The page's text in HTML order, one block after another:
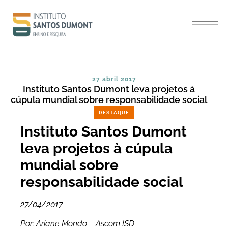
27 abril 2017
Instituto Santos Dumont leva projetos à
cúpula mundial sobre responsabilidade social
DESTAQUE
Instituto Santos Dumont
leva projetos à cúpula
mundial sobre
responsabilidade social
27/04/2017
Por: Ariane Mondo – Ascom ISD